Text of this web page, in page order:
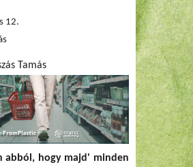
12.
Tamás
abból, hogy majd' minden